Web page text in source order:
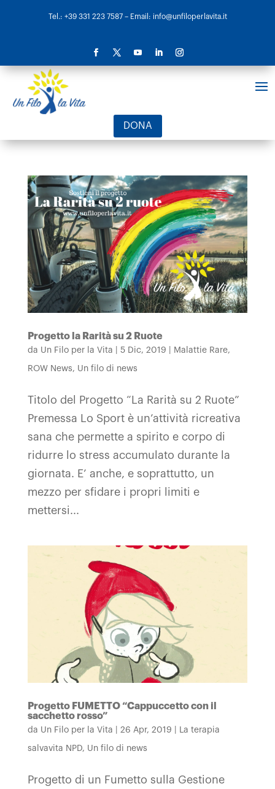
Tel.: +39 331 223 7587– Email: info@unfiloperlavita.it
DONA
Progetto la Rarità su 2 Ruote
da Un Filo per la Vita 5 Dic, 2019 Malattie Rare,
ROW News, Un filo di news
Titolo del Progetto “La Rarità su 2 Ruote”
Premessa Lo Sport è un’attività ricreativa
sana che permette a spirito e corpo di
ridurre lo stress accumulato durante la
giornata. E’ anche, e soprattutto, un
mezzo per sfidare i propri limiti e
mettersi...
Progetto FUMETTO “Cappuccetto con il
sacchetto rosso”
da Un Filo per la Vita 26 Apr, 2019 La terapia
salvavita NPD, Un filo di news
Progetto di un Fumetto sulla Gestione